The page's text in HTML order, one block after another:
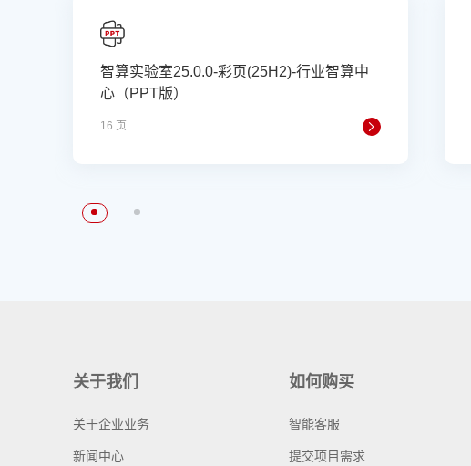
智算实验室25.0.0-彩页(25H2)-行业智算中
心（PPT版）
16 页
关于我们
关于企业业务
新闻中心
如何购买
智能客服
提交项目需求